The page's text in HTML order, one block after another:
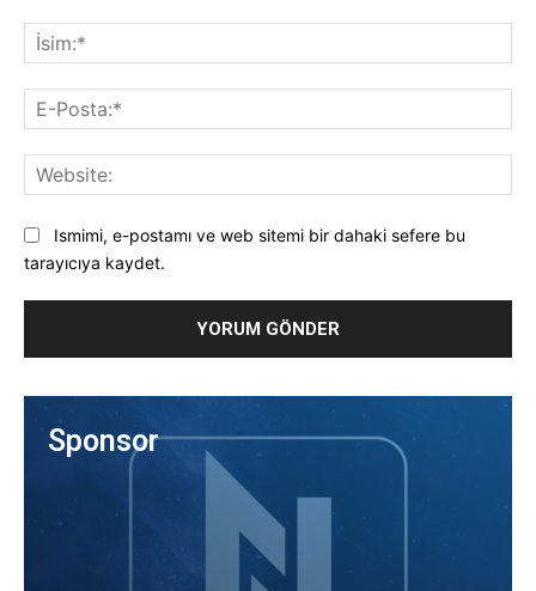
Ismimi, e-postamı ve web sitemi bir dahaki sefere bu
tarayıcıya kaydet.
Sponsor